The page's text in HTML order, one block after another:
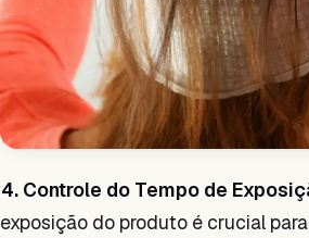
4. Controle do Tempo de
exposição do produto é crucial